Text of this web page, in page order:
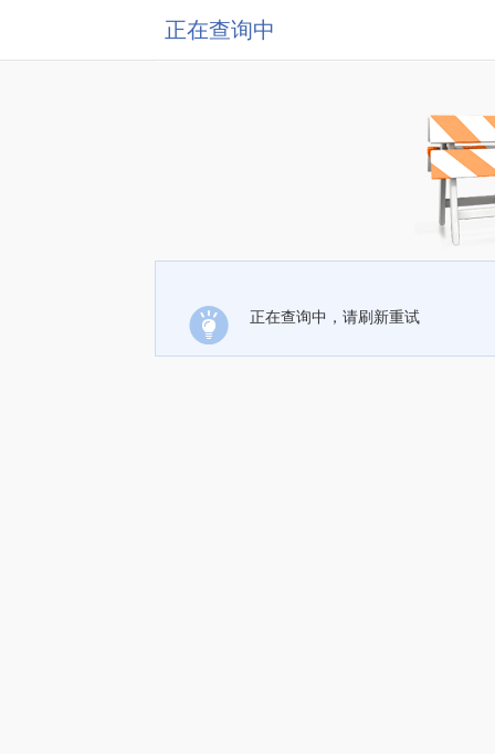
正在查询中
正在查询中，请刷新重试